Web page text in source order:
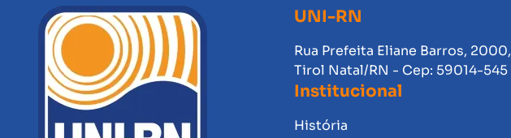
UNI-RN
Rua Prefeita Eliane Barros, 2000,
Tirol Natal/RN - Cep: 59014-545
Institucional
História